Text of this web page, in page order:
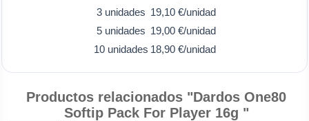
3 unidades 19,10 €/unidad
5 unidades 19,00 €/unidad
10 unidades 18,90 €/unidad
Productos relacionados "Dardos One80
Softip Pack For Player 16g "